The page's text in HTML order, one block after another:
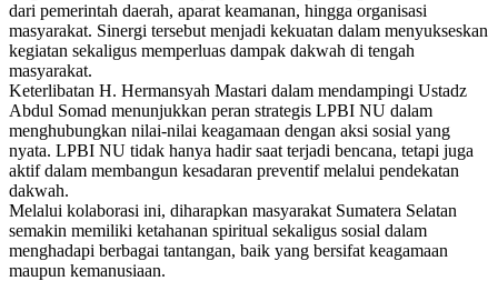
dari pemerintah daerah, aparat keamanan, hingga organisasi
masyarakat. Sinergi tersebut menjadi kekuatan dalam menyukseskan
kegiatan sekaligus memperluas dampak dakwah di tengah
masyarakat.
Keterlibatan H. Hermansyah Mastari dalam mendampingi Ustadz
Abdul Somad menunjukkan peran strategis LPBI NU dalam
menghubungkan nilai-nilai keagamaan dengan aksi sosial yang
nyata. LPBI NU tidak hanya hadir saat terjadi bencana, tetapi juga
aktif dalam membangun kesadaran preventif melalui pendekatan
dakwah.
Melalui kolaborasi ini, diharapkan masyarakat Sumatera Selatan
semakin memiliki ketahanan spiritual sekaligus sosial dalam
menghadapi berbagai tantangan, baik yang bersifat keagamaan
maupun kemanusiaan.